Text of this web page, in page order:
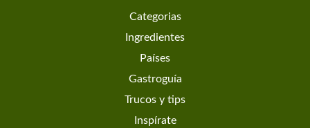
Categorias
Ingredientes
Países
Gastroguía
Trucos y tips
Inspírate